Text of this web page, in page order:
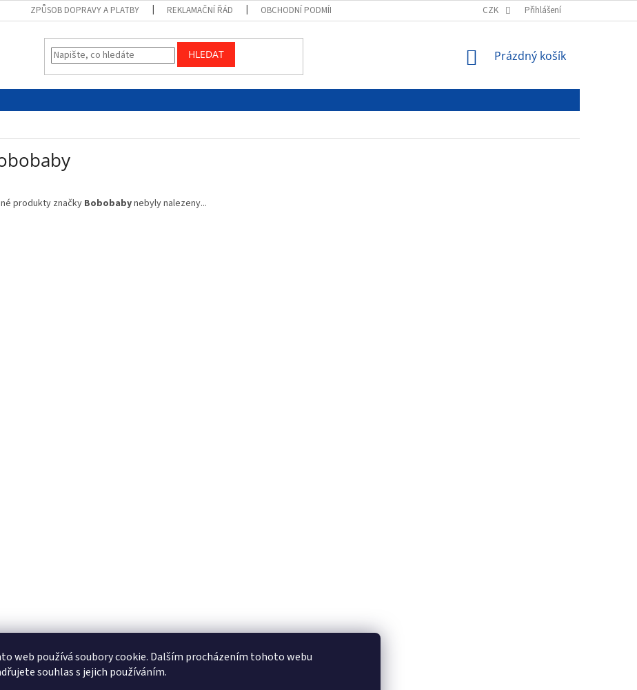
web používá soubory cookie. Dalším procházením tohoto webu
souhlas s jejich používáním.
ZPŮSOB DOPRAVY A PLATBY REKLAMAČNÍ ŘÁD OBCHODNÍ PODMÍNKY PODMÍNKY OCHRANY OSOBNÍCH ÚDAJŮ
CZK Přihlášení
HLEDAT
NÁKUPNÍ
Prázdný košík
produkty značky Bobobabynebyly nalezeny...